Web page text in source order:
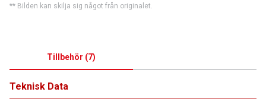
** Bilden kan skilja sig något från originalet.
Tillbehör (7)
Teknisk Data